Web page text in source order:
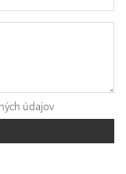
údajov